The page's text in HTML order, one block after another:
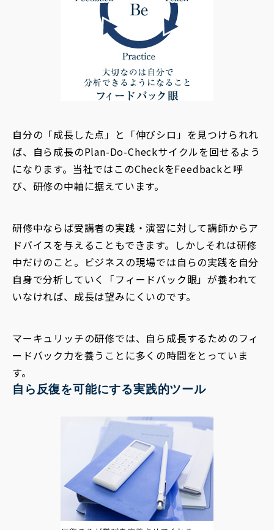
自分の「成長した点」と「伸びシロ」を見つけられれ
ば、自ら成長のPlan-Do-Checkサイクルを回せるよう
になります。当社ではこのCheckをFeedbackと呼
び、研修の中軸に据えています。
研修中ならば受講者の実践・演習に対して講師からア
ドバイスを与えることもできます。しかしそれは研修
中だけのこと。ビジネスの現場では自らの実践を自分
自身で分析していく「フィードバック眼」が養われて
いなければ、成長は望みにくいのです。
マーキュリッチの研修では、自ら成長するためのフィ
ードバック力を養うことに多くの時間をとっていま
す。
自ら反復を可能にする実践的ツール